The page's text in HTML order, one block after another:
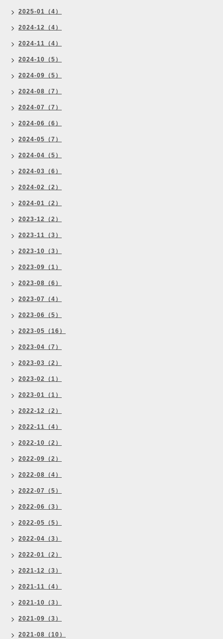
2025-01（4）
2024-12（4）
2024-11（4）
2024-10（5）
2024-09（5）
2024-08（7）
2024-07（7）
2024-06（6）
2024-05（7）
2024-04（5）
2024-03（6）
2024-02（2）
2024-01（2）
2023-12（2）
2023-11（3）
2023-10（3）
2023-09（1）
2023-08（6）
2023-07（4）
2023-06（5）
2023-05（16）
2023-04（7）
2023-03（2）
2023-02（1）
2023-01（1）
2022-12（2）
2022-11（4）
2022-10（2）
2022-09（2）
2022-08（4）
2022-07（5）
2022-06（3）
2022-05（5）
2022-04（3）
2022-01（2）
2021-12（3）
2021-11（4）
2021-10（3）
2021-09（3）
2021-08（10）